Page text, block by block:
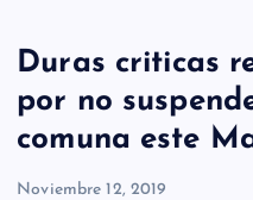
Duras criticas
por no
comuna este
Noviembre 12, 2019